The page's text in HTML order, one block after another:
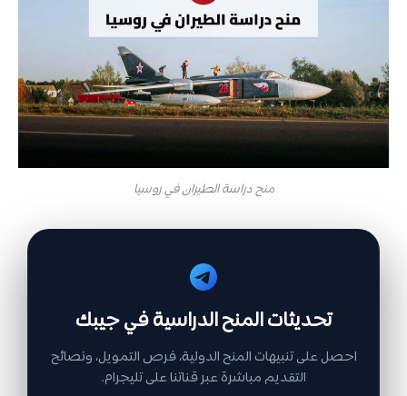
منح دراسة الطيران في روسيا
تحديثات المنح الدراسية في جيبك
احصل على تنبيهات المنح الدولية، فرص التمويل، ونصائح
التقديم مباشرة عبر قناتنا على تليجرام.